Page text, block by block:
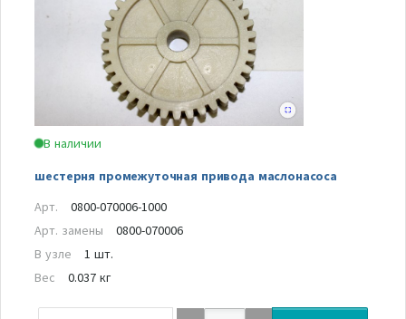
В наличии
шестерня промежуточная привода маслонасоса
Арт.
0800-070006-1000
Арт. замены
0800-070006
В узле
1 шт.
Вес
0.037 кг